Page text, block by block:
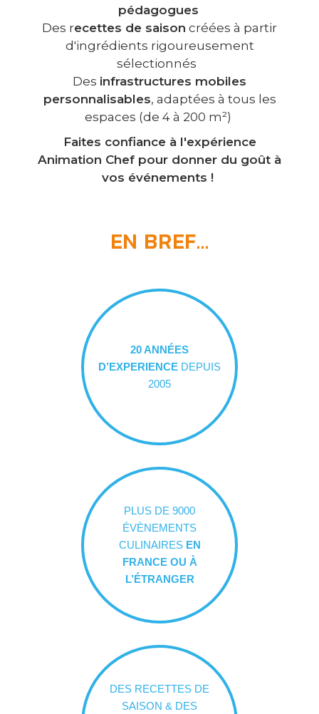
pédagogues
Des recettes de saison créées à partir
d'ingrédients rigoureusement
sélectionnés
Des infrastructures mobiles
personnalisables, adaptées à tous les
espaces (de 4 à 200 m²)
Faites confiance à l'expérience
Animation Chef pour donner du goût à
vos événements !
EN BREF...
20 ANNÉES
D’EXPERIENCE DEPUIS
2005
PLUS DE 9000
ÉVÈNEMENTS
CULINAIRES EN
FRANCE OU À
L’ÉTRANGER
DES RECETTES DE
SAISON & DES